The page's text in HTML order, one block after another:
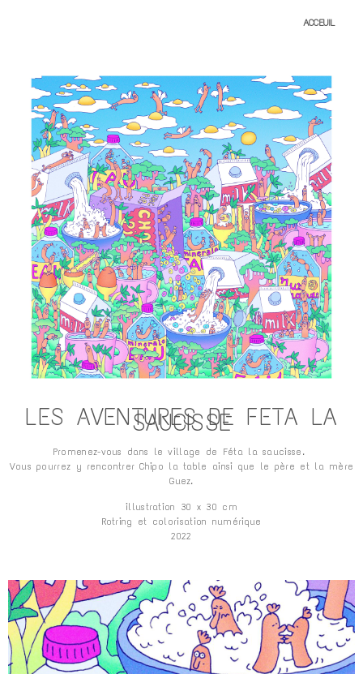
ACCEUIL
LES AVENTURES DE FETA LA
SAUCISSE
Promenez-vous dans le village de Féta la saucisse.
Vous pourrez y rencontrer Chipo la table ainsi que le père et la mère
Guez.
illustration 30 x 30 cm
Rotring et colorisation numérique
2022